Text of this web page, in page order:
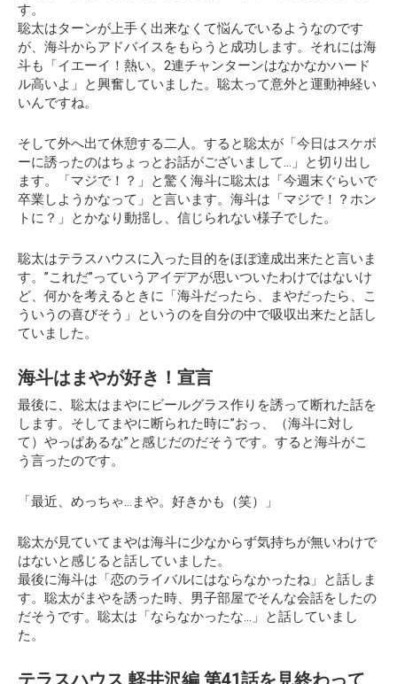
す。
聡太はターンが上手く出来なくて悩んでいるようなのです
が、海斗からアドバイスをもらうと成功します。それには海
斗も「イエーイ！熱い。2連チャンターンはなかなかハード
ル高いよ」と興奮していました。聡太って意外と運動神経い
いんですね。
そして外へ出て休憩する二人。すると聡太が「今日はスケボ
ーに誘ったのはちょっとお話がございまして…」と切り出し
ます。「マジで！？」と驚く海斗に聡太は 「今週末ぐらいで
卒業しようかなって」
と言います。海斗は「マジで！？ホン
トに？」とかなり動揺し、信じられない様子でした。
聡太はテラスハウスに入った目的をほぼ達成出来たと言いま
す。”これだ”っていうアイデアが思いついたわけではないけ
ど、何かを考えるときに「海斗だったら、まやだったら、こ
ういうの喜びそう」というのを自分の中で吸収出来たと話し
ていました。
海斗はまやが好き！宣言
最後に、聡太はまやにビールグラス作りを誘って断れた話を
します。そしてまやに断られた時に”おっ、（海斗に対し
て）やっぱあるな”と感じだのだそうです。すると海斗がこ
う言ったのです。
「最近、めっちゃ…まや。好きかも（笑）」
聡太が見ていてまやは海斗に少なからず気持ちが無いわけで
はないと感じると話していました。
最後に海斗は「恋のライバルにはならなかったね」と話しま
す。聡太がまやを誘った時、男子部屋でそんな会話をしたの
だそうです。聡太は「ならなかったな…」と話していまし
た。